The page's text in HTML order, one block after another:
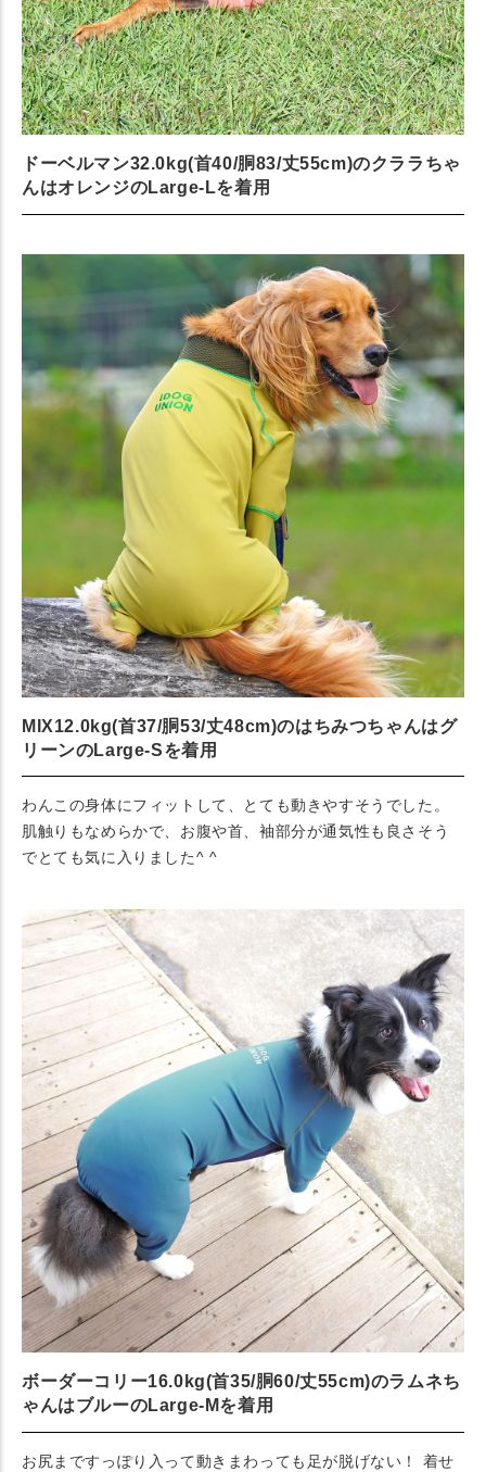
ドーベルマン32.0kg(首40/胴83/丈55cm)のクララちゃ
んはオレンジのLarge-Lを着用
MIX12.0kg(首37/胴53/丈48cm)のはちみつちゃんはグ
リーンのLarge-Sを着用
わんこの身体にフィットして、とても動きやすそうでした。
肌触りもなめらかで、お腹や首、袖部分が通気性も良さそう
でとても気に入りました^ ^
ボーダーコリー16.0kg(首35/胴60/丈55cm)のラムネち
ゃんはブルーのLarge-Mを着用
お尻まですっぽり入って動きまわっても足が脱げない！ 着せ